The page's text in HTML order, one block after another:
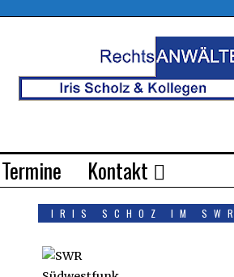
Termine
Kontakt
IRIS SCHOZ IM SWR